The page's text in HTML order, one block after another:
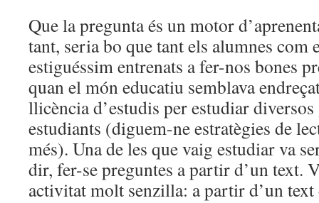
Que la pregunta és un motor
tant, seria bo que tant els alumnes com
estiguéssim entrenats a fer-nos bones
quan el món educatiu semblava
llicència d’estudis per estudiar
estudiants (diguem-ne estratègies de
més). Una de les que vaig estudiar va
dir, fer-se preguntes a partir d’un text.
activitat molt senzilla: a partir d’un